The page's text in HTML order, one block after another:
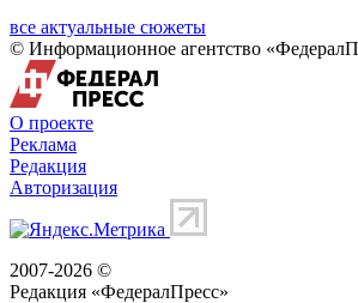
все актуальные сюжеты
© Информационное агентство
О проекте
Реклама
Редакция
Авторизация
2007-2026 ©
Редакция «ФедералПресс»